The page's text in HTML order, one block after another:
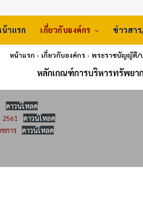
าแรก เกี่ยวกับองค์กร ข่าวสา
หน้าแรก เกี่ยวกับองค์กร พระราชบัญญัติ/
หลักเกณฑ์การบริหารทรัพยา
ดาวน์โหลด
ดาวน์โหลด
การ
ดาวน์โหลด